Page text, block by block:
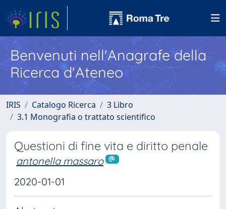
Benvenuti nell'Anagrafe della
Ricerca d'Ateneo
IRIS Catalogo Ricerca
3 Libro
3.1 Monografia o trattato scientifico
Questioni di fine vita e diritto penale
antonella massaro
2020-01-01